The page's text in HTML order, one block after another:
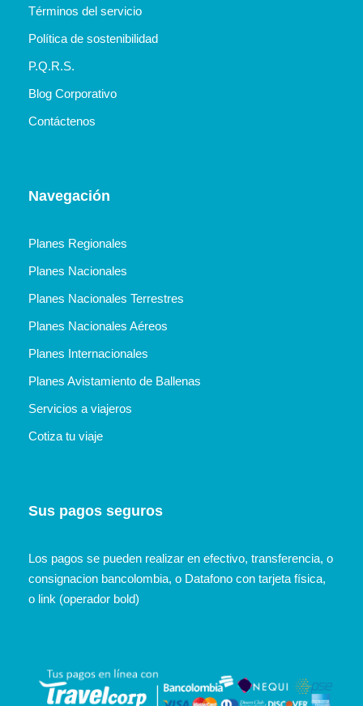
Términos del servicio
Política de sostenibilidad
P.Q.R.S.
Blog Corporativo
Contáctenos
Navegación
Planes Regionales
Planes Nacionales
Planes Nacionales Terrestres
Planes Nacionales Aéreos
Planes Internacionales
Planes Avistamiento de Ballenas
Servicios a viajeros
Cotiza tu viaje
Sus pagos seguros
Los pagos se pueden realizar en efectivo, transferencia, o
consignacion bancolombia, o Datafono con tarjeta física,
o link (operador bold)